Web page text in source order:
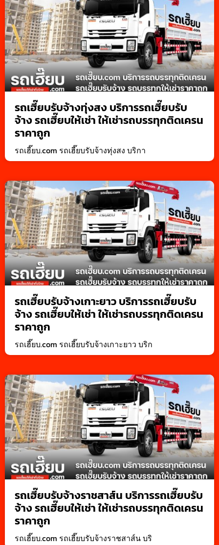
รถเฮี๊ยบรับจ้างทุ่งสง บริการรถเฮี๊ยบรับ
จ้าง รถเฮี๊ยบให้เช่า ให้เช่ารถบรรทุกติดเครน
ราคาถูก
รถเฮี๊ยบ.com รถเฮี๊ยบรับจ้างทุ่งสง บริกา
รถเฮี๊ยบรับจ้างเกาะยาว บริการรถเฮี๊ยบรับ
จ้าง รถเฮี๊ยบให้เช่า ให้เช่ารถบรรทุกติดเครน
ราคาถูก
รถเฮี๊ยบ.com รถเฮี๊ยบรับจ้างเกาะยาว บริก
รถเฮี๊ยบรับจ้างราชสาส์น บริการรถเฮี๊ยบรับ
จ้าง รถเฮี๊ยบให้เช่า ให้เช่ารถบรรทุกติดเครน
ราคาถูก
รถเฮี๊ยบ.com รถเฮี๊ยบรับจ้างราชสาส์น บริ